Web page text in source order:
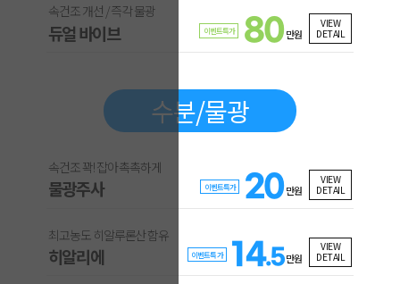
속건조 개선 / 즉각 물광
듀얼 바이브 이벤트특가 80만원
VIEW
DETAIL
수분/물광
속건조 꽉! 잡아 촉촉하게
물광주사 이벤트특가 20만원
VIEW
DETAIL
최고농도 히알루론산 함유
히알리에 이벤트특가 14.5만원
VIEW
DETAIL